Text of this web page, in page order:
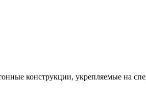
конструкции, укрепляемые на